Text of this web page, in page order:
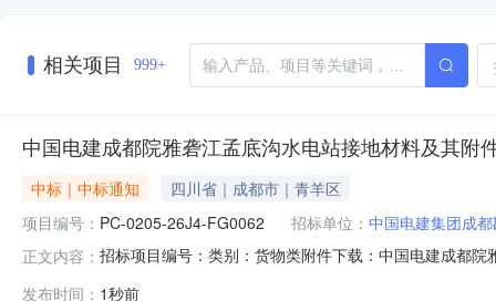
相关项目 999+
中国电建成都院雅砻江孟底沟水电站接地材料及其附
中标｜中标通知
四川省｜成都市｜青羊区
项目编号： PC-0205-26J4-FG0062 招标单位： 中国电建集团成
正文内容： 招标项目编号：类别：货物类附件下载：中国电建成都
发布时间： 1秒前